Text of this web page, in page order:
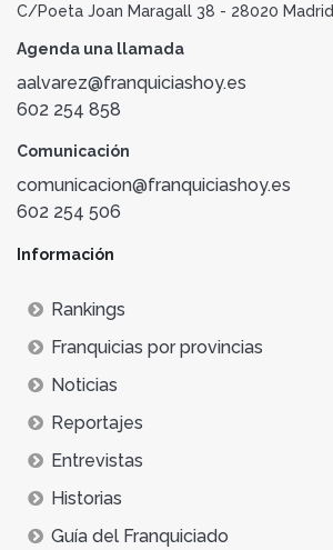
C/Poeta Joan Maragall 38 - 28020 Madrid
Agenda una llamada
aalvarez@franquiciashoy.es
602 254 858
Comunicación
comunicacion@franquiciashoy.es
602 254 506
Información
Rankings
Franquicias por provincias
Noticias
Reportajes
Entrevistas
Historias
Guía del Franquiciado